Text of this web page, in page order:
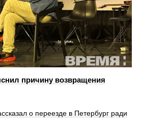
причину возвращения
о переезде в Петербург ради